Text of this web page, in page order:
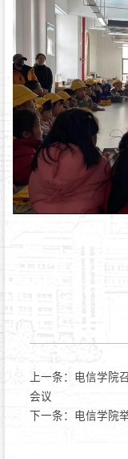
上一条： 电信学院
会议
下一条： 电信学院